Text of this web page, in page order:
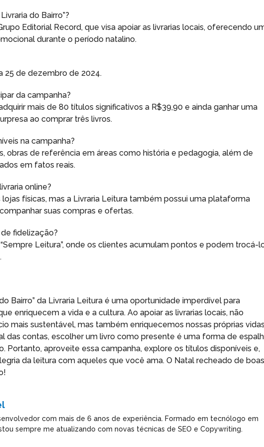
do Bairro”?
Editorial Record, que visa apoiar as livrarias locais, oferecendo
durante o período natalino.
25 de dezembro de 2024.
da campanha?
mais de 80 títulos significativos a R$39,90 e ainda ganhar uma
ao comprar três livros.
na campanha?
obras de referência em áreas como história e pedagogia, além de
em fatos reais.
online?
lojas físicas, mas a Livraria Leitura também possui uma plataforma
suas compras e ofertas.
fidelização?
Leitura”, onde os clientes acumulam pontos e podem trocá-
Bairro” da Livraria Leitura é uma oportunidade imperdível para
enriquecem a vida e a cultura. Ao apoiar as livrarias locais, não
mais sustentável, mas também enriquecemos nossas próprias
das contas, escolher um livro como presente é uma forma de
Portanto, aproveite essa campanha, explore os títulos disponíveis e,
da leitura com aqueles que você ama. O Natal recheado de
com mais de 6 anos de experiência. Formado em tecnólogo em
sempre me atualizando com novas técnicas de SEO e Copywriting.